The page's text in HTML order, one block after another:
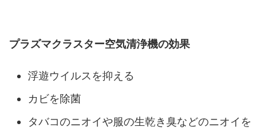
プラズマクラスター空気清浄機の効果
浮遊ウイルスを抑える
カビを除菌
タバコのニオイや服の生乾き臭などのニオイを